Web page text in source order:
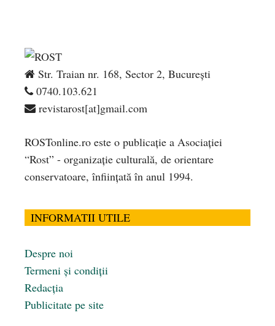
Str. Traian nr. 168, Sector 2, București
0740.103.621
revistarost[at]gmail.com
ROSTonline.ro este o publicaţie a Asociaţiei
“Rost” - organizaţie culturală, de orientare
conservatoare, înfiinţată în anul 1994.
INFORMATII UTILE
Despre noi
Termeni și condiții
Redacția
Publicitate pe site